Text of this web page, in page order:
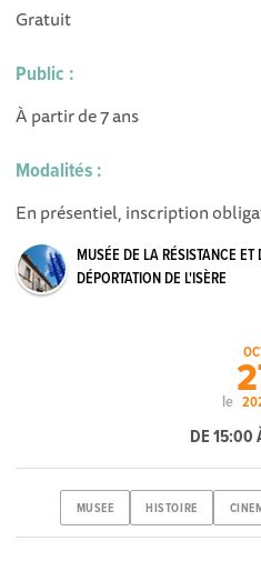
Gratuit
Public :
À partir de 7 ans
Modalités :
En présentiel, inscription
MUSÉE DE LA RÉSISTANCE ET
DÉPORTATION DE L'ISÈRE
le
DE 15:00
MUSEE HISTOIRE